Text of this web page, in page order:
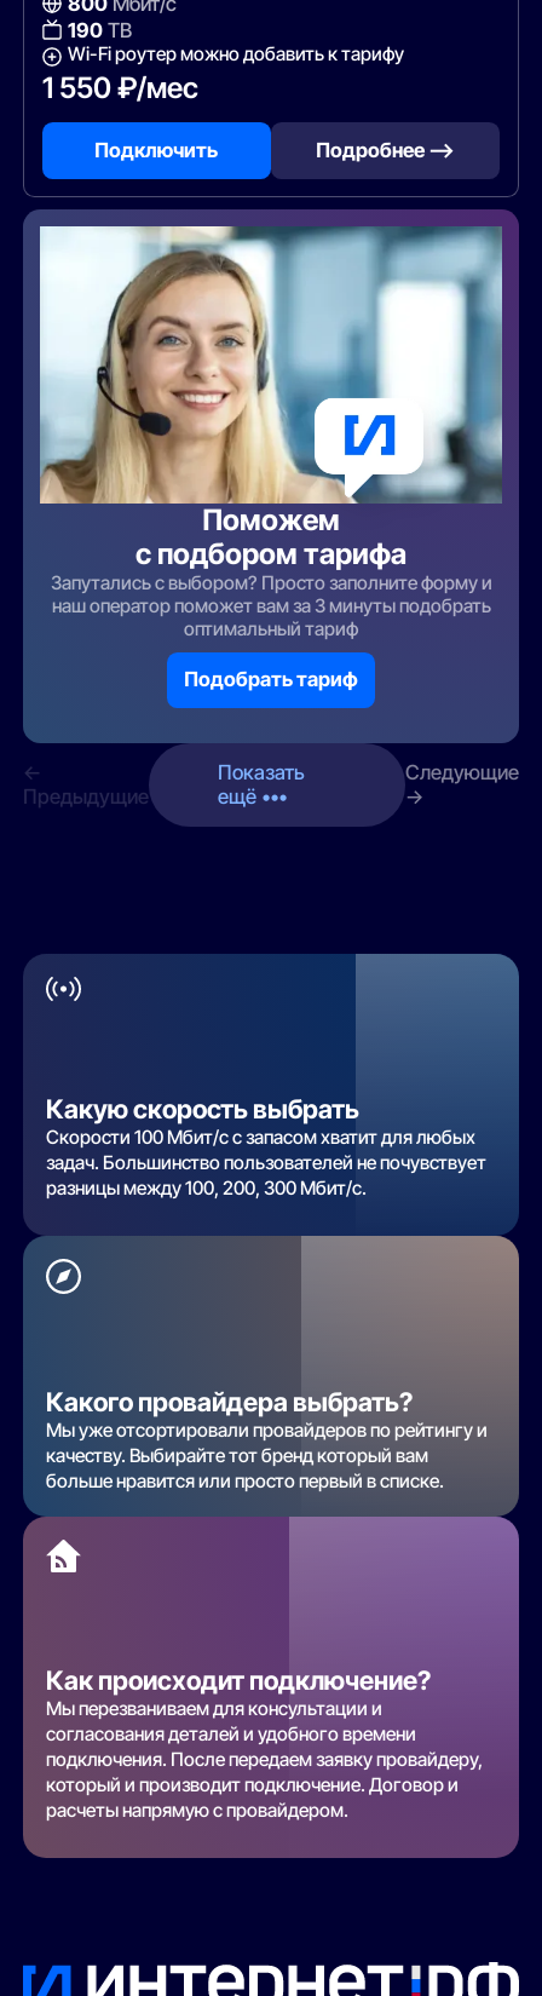
190ТВ
Wi-Fi роутер можно добавить к тарифу
1 550 ₽/мес
Подключить Подробнее —>
Поможем
с подбором тарифа
Запутались с выбором? Просто заполните форму и
наш оператор поможет вам за 3 минуты подобрать
оптимальный тариф
Подобрать тариф
←
Предыдущие
Показать
ещё •••
Следующие
→
Какую скорость выбрать
Скорости 100 Мбит/с с запасом хватит для любых
задач. Большинство пользователей не почувствует
разницы между 100, 200, 300 Мбит/с.
Какого провайдера выбрать?
Мы уже отсортировали провайдеров по рейтингу и
качеству. Выбирайте тот бренд который вам
больше нравится или просто первый в списке.
Как происходит подключение?
Мы перезваниваем для консультации и
согласования деталей и удобного времени
подключения. После передаем заявку провайдеру,
который и производит подключение. Договор и
расчеты напрямую с провайдером.